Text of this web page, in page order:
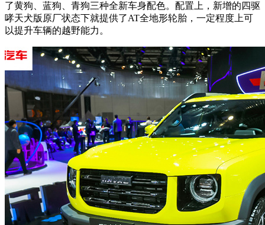
了黄狗、蓝狗、青狗三种全新车身配色。配置上，新增的四驱
哮天犬版原厂状态下就提供了AT全地形轮胎，一定程度上可
以提升车辆的越野能力。